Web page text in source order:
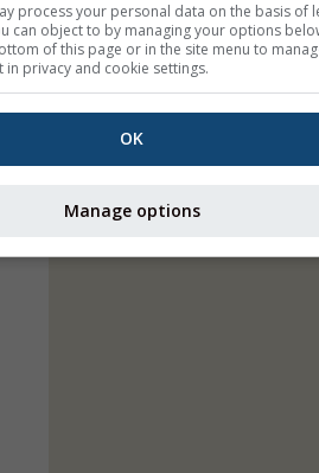
process your personal data on the basis of
can object to by managing your options
of this page or in the site menu to
in privacy and cookie settings.
OK
Manage options